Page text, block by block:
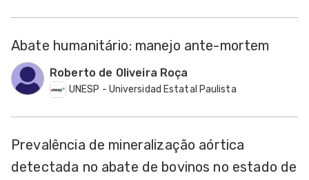
Abate humanitário: manejo ante-mortem
Roberto de Oliveira Roça
UNESP - Universidad Estatal Paulista
Prevalência de mineralização aórtica
detectada no abate de bovinos no estado de